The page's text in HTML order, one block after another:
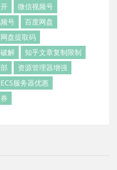
微信视频号
号
百度网盘
盘提取码
解
知乎文章复制限制
资源管理器增强
服务器优惠